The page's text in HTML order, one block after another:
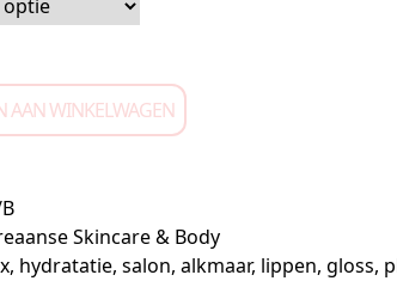
AAN WINKELWAGEN
Skincare & Body
, hydratatie, salon, alkmaar, lippen, gloss,